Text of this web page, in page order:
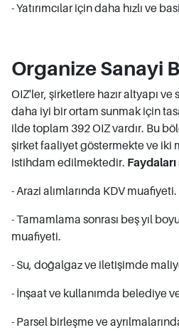
- Yatırımcılar için daha hızlı ve
Organize Sanayi
OIZ'ler, şirketlere hazır altyapı
daha iyi bir ortam sunmak için
ilde toplam 392 OIZ vardır. Bu
şirket faaliyet göstermekte ve iki
istihdam edilmektedir.
- Arazi alımlarında KDV muafiyeti.
- Tamamlama sonrası beş yıl
muafiyeti.
- Su, doğalgaz ve iletişimde
- İnşaat ve kullanımda belediye
- Parsel birleşme ve